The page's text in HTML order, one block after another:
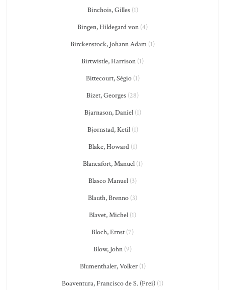
Binchois, Gilles(1)
Bingen, Hildegard von (4)
Birckenstock, Johann Adam (1)
Birtwistle, Harrison (1)
Bittecourt, Ségio(1)
Bizet, Georges (28)
Bjarnason, Daníel(1)
Bjørnstad, Ketil(1)
Blake, Howard(1)
Blancafort, Manuel(1)
Blasco Manuel (3)
Blauth, Brenno (3)
Blavet, Michel (1)
Bloch, Ernst (7)
Blow, John (9)
Blumenthaler, Volker(1)
Boaventura, Francisco de S. (Frei) (1)